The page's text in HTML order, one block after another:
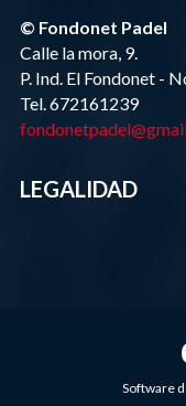
© Fondonet Padel
Calle la mora, 9.
P. Ind. El Fondonet -
Tel. 672161239
LEGALIDAD
Software